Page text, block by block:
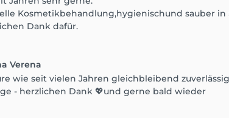
Kosmetikbehandlung,hygienischund sauber
Dank dafür.
Verena
wie seit vielen Jahren gleichbleibend
- herzlichen Dank 💖und gerne bald wieder